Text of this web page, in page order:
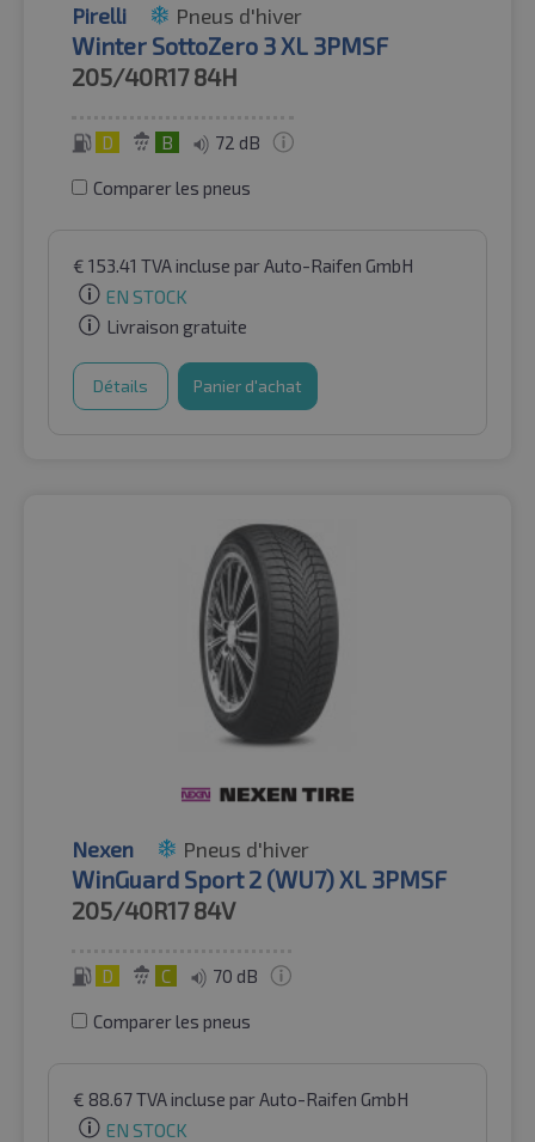
Pirelli Pneus d'hiver
Winter SottoZero 3 XL 3PMSF
205/40R17 84H
D B 72 dB
Comparer les pneus
€ 153.41 TVA incluse par Auto-Raifen GmbH
EN STOCK
Livraison gratuite
Détails Panier d'achat
Nexen Pneus d'hiver
WinGuard Sport 2 (WU7) XL 3PMSF
205/40R17 84V
D C 70 dB
Comparer les pneus
€ 88.67TVA incluse par Auto-Raifen GmbH
EN STOCK